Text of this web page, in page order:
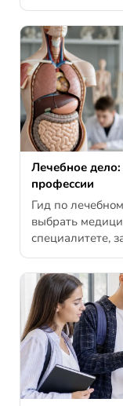
Лечебное дело:
профессии
Гид по
выбрать
специалитете,